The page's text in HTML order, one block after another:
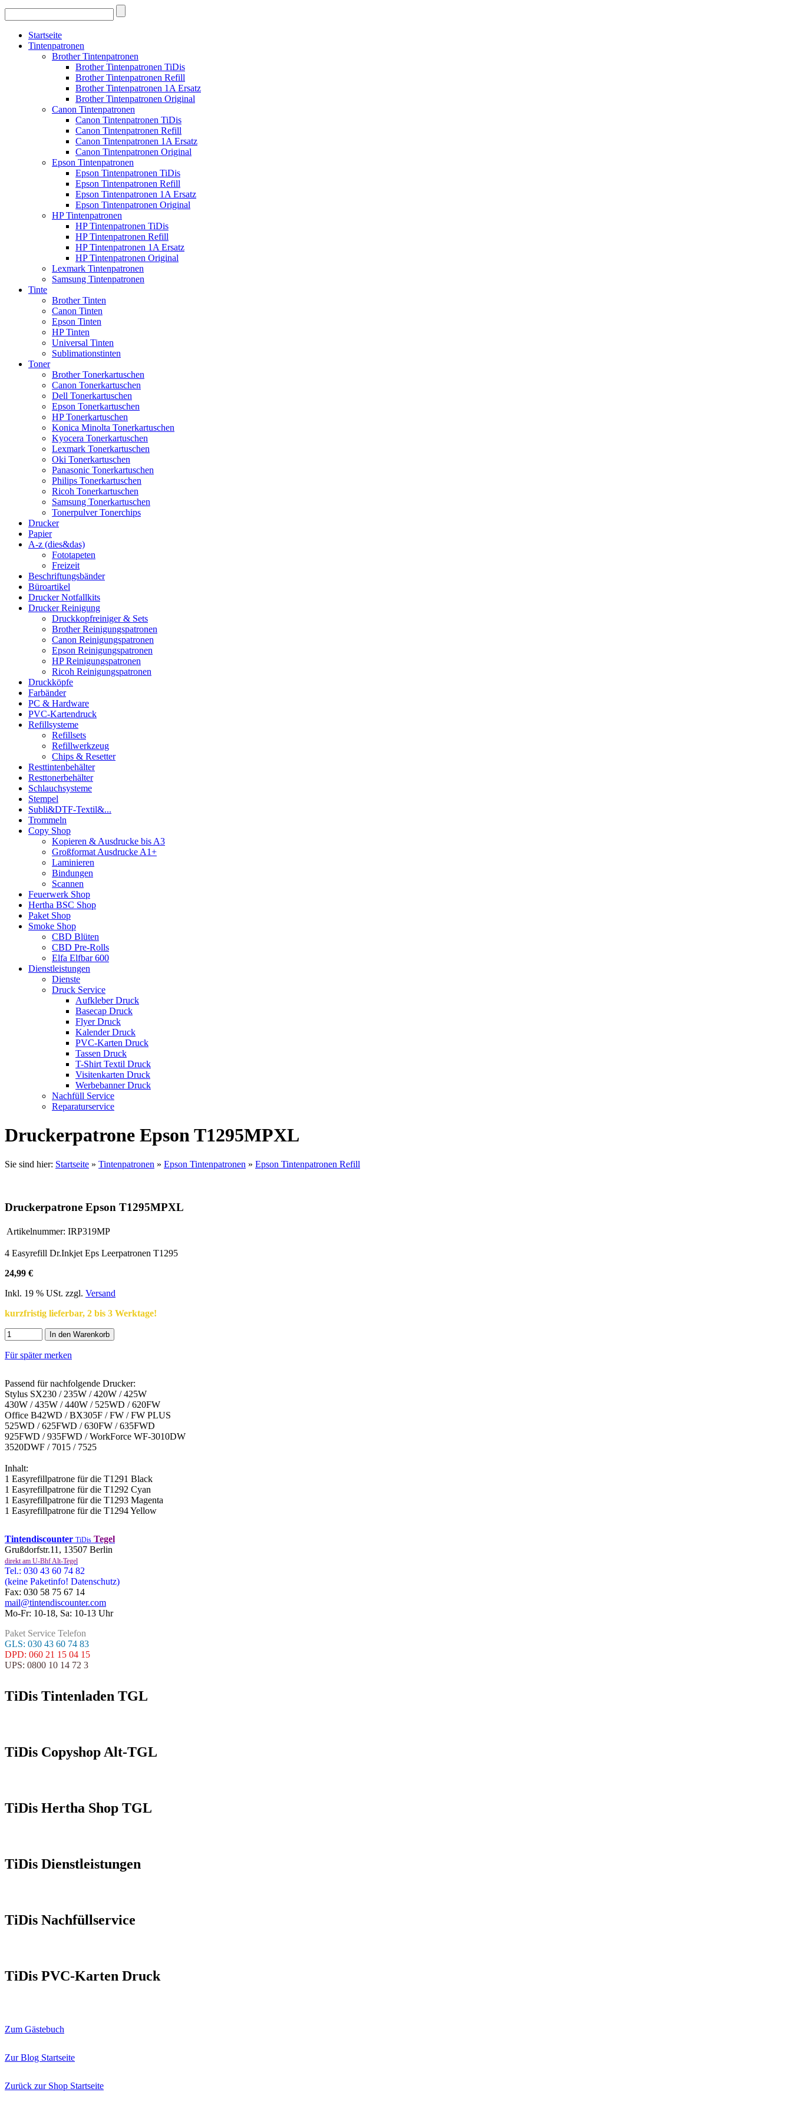
Startseite
Tintenpatronen
Brother Tintenpatronen
Brother Tintenpatronen TiDis
Brother Tintenpatronen Refill
Brother Tintenpatronen 1A Ersatz
Brother Tintenpatronen Original
Canon Tintenpatronen
Canon Tintenpatronen TiDis
Canon Tintenpatronen Refill
Canon Tintenpatronen 1A Ersatz
Canon Tintenpatronen Original
Epson Tintenpatronen
Epson Tintenpatronen TiDis
Epson Tintenpatronen Refill
Epson Tintenpatronen 1A Ersatz
Epson Tintenpatronen Original
HP Tintenpatronen
HP Tintenpatronen TiDis
HP Tintenpatronen Refill
HP Tintenpatronen 1A Ersatz
HP Tintenpatronen Original
Lexmark Tintenpatronen
Samsung Tintenpatronen
Tinte
Brother Tinten
Canon Tinten
Epson Tinten
HP Tinten
Universal Tinten
Sublimationstinten
Toner
Brother Tonerkartuschen
Canon Tonerkartuschen
Dell Tonerkartuschen
Epson Tonerkartuschen
HP Tonerkartuschen
Konica Minolta Tonerkartuschen
Kyocera Tonerkartuschen
Lexmark Tonerkartuschen
Oki Tonerkartuschen
Panasonic Tonerkartuschen
Philips Tonerkartuschen
Ricoh Tonerkartuschen
Samsung Tonerkartuschen
Tonerpulver Tonerchips
Drucker
Papier
A-z (dies&das)
Fototapeten
Freizeit
Beschriftungsbänder
Büroartikel
Drucker Notfallkits
Drucker Reinigung
Druckkopfreiniger & Sets
Brother Reinigungspatronen
Canon Reinigungspatronen
Epson Reinigungspatronen
HP Reinigungspatronen
Ricoh Reinigungspatronen
Druckköpfe
Farbänder
PC & Hardware
PVC-Kartendruck
Refillsysteme
Refillsets
Refillwerkzeug
Chips & Resetter
Resttintenbehälter
Resttonerbehälter
Schlauchsysteme
Stempel
Subli&DTF-Textil&...
Trommeln
Copy Shop
Kopieren & Ausdrucke bis A3
Großformat Ausdrucke A1+
Laminieren
Bindungen
Scannen
Feuerwerk Shop
Hertha BSC Shop
Paket Shop
Smoke Shop
CBD Blüten
CBD Pre-Rolls
Elfa Elfbar 600
Dienstleistungen
Dienste
Druck Service
Aufkleber Druck
Basecap Druck
Flyer Druck
Kalender Druck
PVC-Karten Druck
Tassen Druck
T-Shirt Textil Druck
Visitenkarten Druck
Werbebanner Druck
Nachfüll Service
Reparaturservice
Druckerpatrone Epson T1295MPXL
Sie sind hier: Startseite » Tintenpatronen » Epson Tintenpatronen » Epson Tintenpatronen Refill
Druckerpatrone Epson T1295MPXL
Artikelnummer: IRP319MP
4 Easyrefill Dr.Inkjet Eps Leerpatronen T1295
24,99 €
Inkl. 19 % USt. zzgl. Versand
kurzfristig lieferbar, 2 bis 3 Werktage!
In den Warenkorb
Für später merken
Passend für nachfolgende Drucker:
Stylus SX230 / 235W / 420W / 425W
430W / 435W / 440W / 525WD / 620FW
Office B42WD / BX305F / FW / FW PLUS
525WD / 625FWD / 630FW / 635FWD
925FWD / 935FWD / WorkForce WF-3010DW
3520DWF / 7015 / 7525
Inhalt:
1 Easyrefillpatrone für die T1291 Black
1 Easyrefillpatrone für die T1292 Cyan
1 Easyrefillpatrone für die T1293 Magenta
1 Easyrefillpatrone für die T1294 Yellow
Tintendiscounter TiDis Tegel
Grußdorfstr.11, 13507 Berlin
direkt am U-Bhf Alt-Tegel
Tel.: 030 43 60 74 82
(keine Paketinfo! Datenschutz)
Fax: 030 58 75 67 14
mail@tintendiscounter.com
Mo-Fr: 10-18, Sa: 10-13 Uhr
Paket Service Telefon
GLS: 030 43 60 74 83
DPD: 060 21 15 04 15
UPS: 0800 10 14 72 3
TiDis Tintenladen TGL
TiDis Copyshop Alt-TGL
TiDis Hertha Shop TGL
TiDis Dienstleistungen
TiDis Nachfüllservice
TiDis PVC-Karten Druck
Zum Gästebuch
Zur Blog Startseite
Zurück zur Shop Startseite